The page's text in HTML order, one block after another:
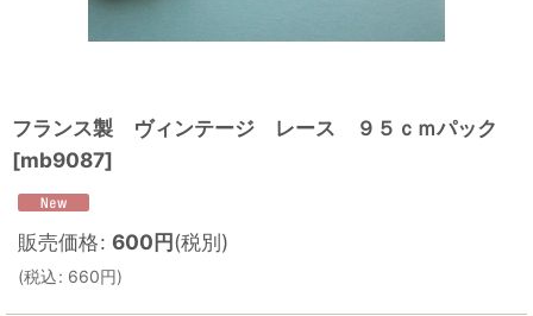
フランス製 ヴィンテージ レース ９５ｃｍパック
[mb9087]
販売価格: 600円(税別)
(税込: 660円)